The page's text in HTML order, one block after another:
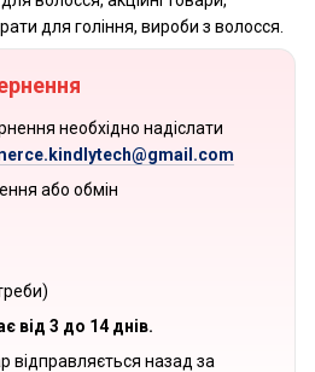
для гоління, вироби з волосся.
необхідно надіслати
або обмін
від 3 до 14 днів.
відправляється назад за